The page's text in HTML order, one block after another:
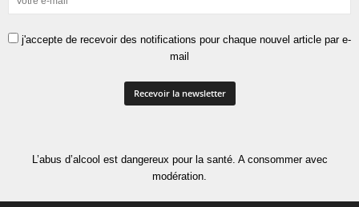
j'accepte de recevoir des notifications pour chaque nouvel article par e-
mail
L’abus d’alcool est dangereux pour la santé. A consommer avec
modération.